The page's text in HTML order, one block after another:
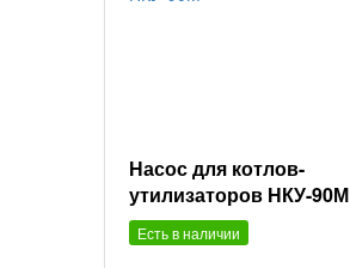
Насос для котлов-
утилизаторов НКУ-90М
Есть в наличии